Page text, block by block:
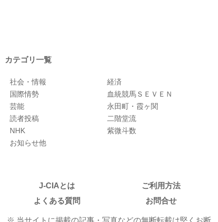
カテゴリ一覧
社会・情報
経済
国際情勢
血統競馬ＳＥＶＥＮ
芸能
永田町・霞ヶ関
読者投稿
二階堂流
NHK
紫微斗数
お知らせ他
J-CIAとは
ご利用方法
よくある質問
お問合せ
※ 当サイトに掲載の記事・写真などの無断転載は堅くお断